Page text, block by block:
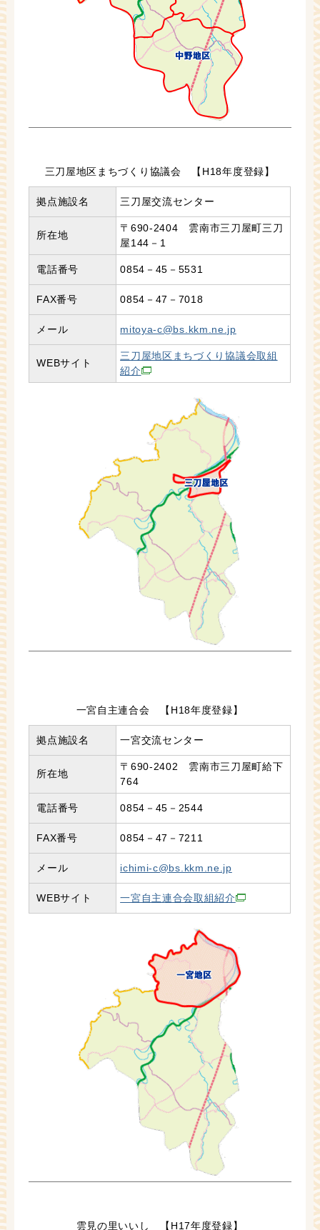
三刀屋地区まちづくり協議会 【H18年度登録】
拠点施設名 三刀屋交流センター
所在地
〒690-2404 雲南市三刀屋町三刀
屋144－1
電話番号 0854－45－5531
FAX番号 0854－47－7018
メール mitoya-c@bs.kkm.ne.jp
WEBサイト
三刀屋地区まちづくり協議会取組
紹介
一宮自主連合会 【H18年度登録】
拠点施設名 一宮交流センター
所在地
〒690-2402 雲南市三刀屋町給下
764
電話番号 0854－45－2544
FAX番号 0854－47－7211
メール ichimi-c@bs.kkm.ne.jp
WEBサイト 一宮自主連合会取組紹介
雲見の里いいし 【H17年度登録】